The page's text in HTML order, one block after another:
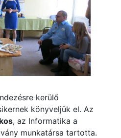
kerülő
könyveljük el. Az
, az Informatika a
munkatársa tartotta.